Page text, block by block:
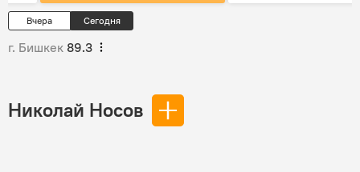
Вчера Сегодня
г. Бишкек 89.3
Николай Носов